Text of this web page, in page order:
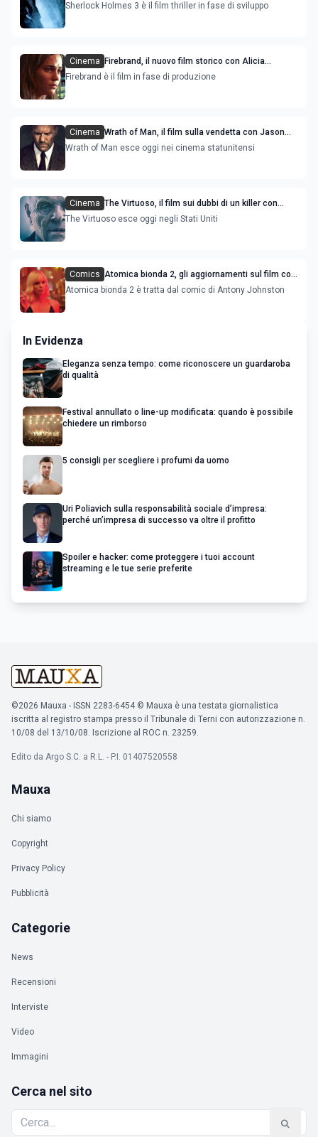
Sherlock Holmes 3 è il film thriller in fase di sviluppo
Cinema
Firebrand, il nuovo film storico con Alicia
Vikander e Jude Law
Firebrand è il film in fase di produzione
Cinema Wrath of Man, il film sulla vendetta con Jason
Statham
Wrath of Man esce oggi nei cinema statunitensi
Cinema The Virtuoso, il film sui dubbi di un killer con
Anthony Hopkins
The Virtuoso esce oggi negli Stati Uniti
Comics Atomica bionda 2, gli aggiornamenti sul film con
Charlize Theron
Atomica bionda 2 è tratta dal comic di Antony Johnston
In Evidenza
Eleganza senza tempo: come riconoscere un guardaroba
di qualità
Festival annullato o line-up modificata: quando è possibile
chiedere un rimborso
5 consigli per scegliere i profumi da uomo
Uri Poliavich sulla responsabilità sociale d’impresa:
perché un’impresa di successo va oltre il profitto
Spoiler e hacker: come proteggere i tuoi account
streaming e le tue serie preferite
©2026 Mauxa - ISSN 2283-6454 © Mauxa è una testata giornalistica
iscritta al registro stampa presso il Tribunale di Terni con autorizzazione n.
10/08 del 13/10/08. Iscrizione al ROC n. 23259.
Edito da Argo S.C. a R.L. - P.I. 01407520558
Mauxa
Chi siamo
Copyright
Privacy Policy
Pubblicità
Categorie
News
Recensioni
Interviste
Video
Immagini
Cerca nel sito